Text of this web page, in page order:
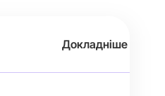
Докладніше